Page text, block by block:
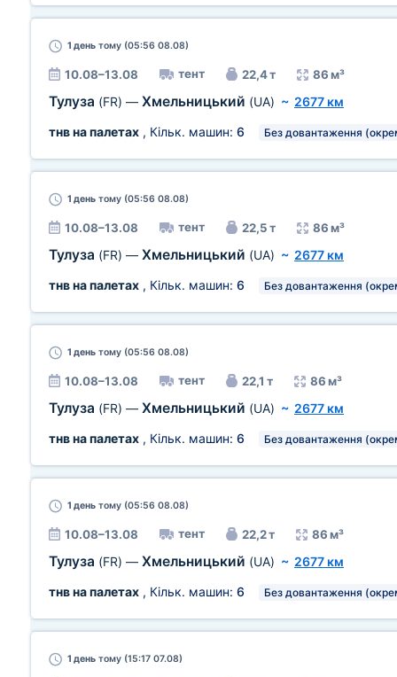
1 день тому (05:56 08.08)
10.08–13.08 тент 22,4 т 86 м³
Тулуза (FR) — Хмельницький (UA) ~ 2677 км
тнв на палетах , Кільк. машин: 6 Без довантаження
1 день тому (05:56 08.08)
10.08–13.08 тент 22,5 т 86 м³
Тулуза (FR) — Хмельницький (UA) ~ 2677 км
тнв на палетах , Кільк. машин: 6 Без довантаження
1 день тому (05:56 08.08)
10.08–13.08 тент 22,1 т 86 м³
Тулуза (FR) — Хмельницький (UA) ~ 2677 км
тнв на палетах , Кільк. машин: 6 Без довантаження
1 день тому (05:56 08.08)
10.08–13.08 тент 22,2 т 86 м³
Тулуза (FR) — Хмельницький (UA) ~ 2677 км
тнв на палетах , Кільк. машин: 6 Без довантаження
1 день тому (15:17 07.08)